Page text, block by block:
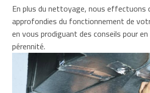
En plus du nettoyage, nous effectuons
approfondies du fonctionnement de
en vous prodiguant des conseils pour
pérennité.